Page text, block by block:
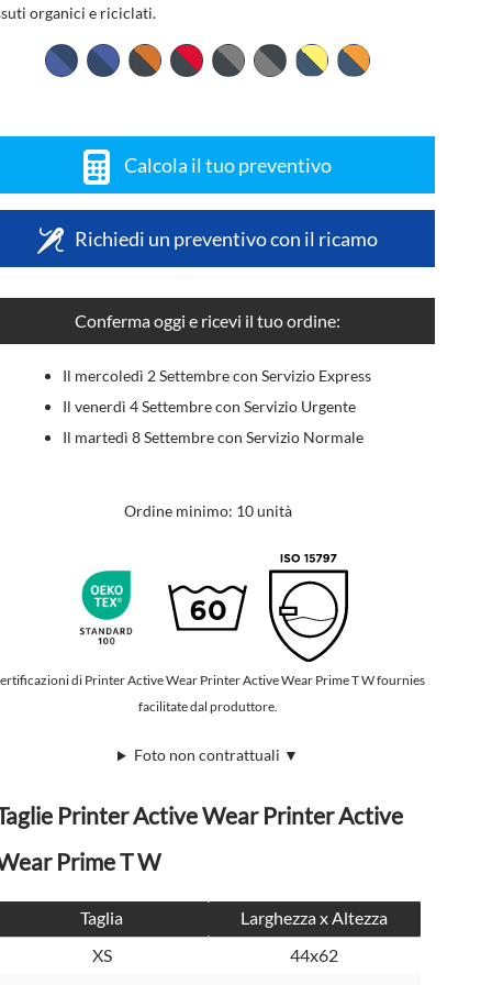
organici e riciclati.
Calcola il tuo preventivo
Richiedi un preventivo con il ricamo
Conferma oggi e ricevi il tuo ordine:
Il mercoledì 2 Settembre con Servizio Express
Il venerdì 4 Settembre con Servizio Urgente
Il martedì 8 Settembre con Servizio Normale
Ordine minimo: 10 unità
di Printer Active Wear Printer Active Wear Prime T W fournies
facilitate dal produttore.
Foto non contrattuali ▼
Printer Active Wear Printer Active
Prime T W
Taglia
Larghezza x Altezza
XS
44x62